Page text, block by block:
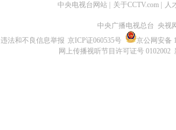
中央电视台网站 关于CCTV.com 人
中央广播电视总台 央视
违法和不良信息举报 京ICP证060535号
京公网安备
网上传播视听节目许可证号 0102002